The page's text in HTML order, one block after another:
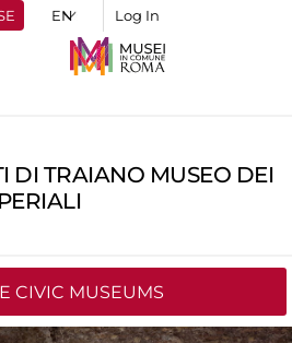
Log In
DI TRAIANO MUSEO DEI
CIVIC MUSEUMS